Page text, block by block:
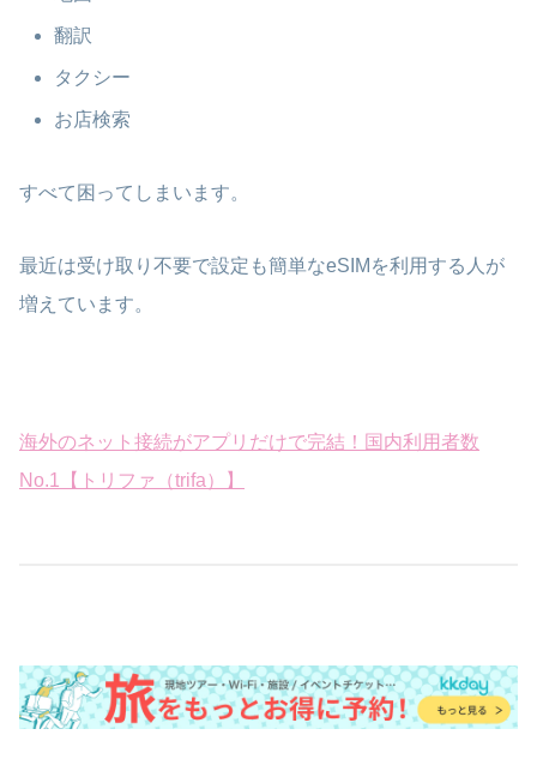
翻訳
タクシー
お店検索
すべて困ってしまいます。
最近は受け取り不要で設定も簡単なeSIMを利用する人が
増えています。
海外のネット接続がアプリだけで完結！国内利用者数
No.1【トリファ（trifa）】